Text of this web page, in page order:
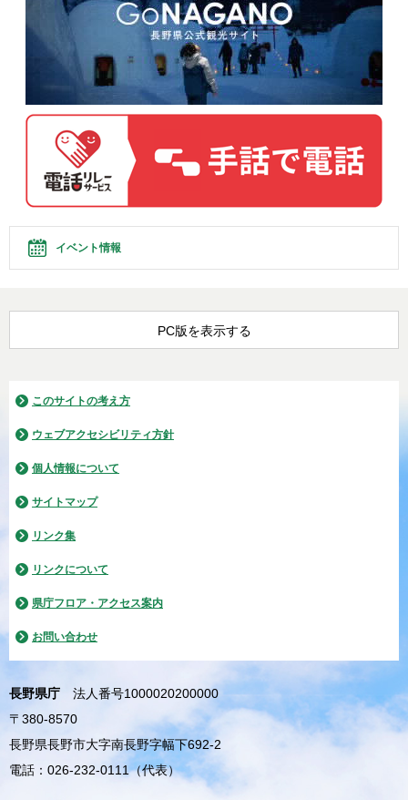
イベント情報
PC版を表示する
このサイトの考え方
ウェブアクセシビリティ方針
個人情報について
サイトマップ
リンク集
リンクについて
県庁フロア・アクセス案内
お問い合わせ
長野県庁
法人番号1000020200000
〒380-8570
長野県長野市大字南長野字幅下692-2
電話：026-232-0111（代表）